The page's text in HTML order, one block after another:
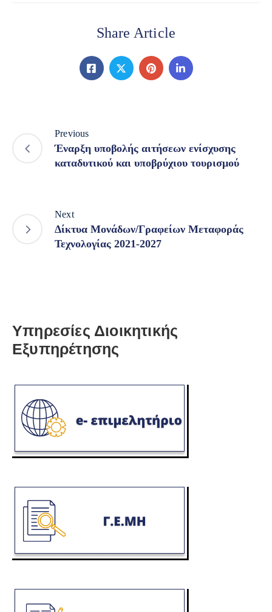
Share Article
Previous
Έναρξη υποβολής αιτήσεων ενίσχυσης
καταδυτικού και υποβρύχιου τουρισμού
Next
Δίκτυα Mονάδων/Γραφείων Μεταφοράς
Τεχνολογίας 2021-2027
Υπηρεσίες Διοικητικής
Εξυπηρέτησης